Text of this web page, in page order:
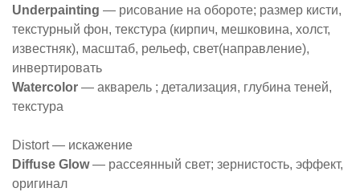
Underpainting — рисование на обороте; размер кисти,
текстурный фон, текстура (кирпич, мешковина, холст,
известняк), масштаб, рельеф, свет(направление),
инвертировать
Watercolor — акварель ; детализация, глубина теней,
текстура
Distort — искажение
Diffuse Glow— рассеянный свет; зернистость, эффект,
оригинал